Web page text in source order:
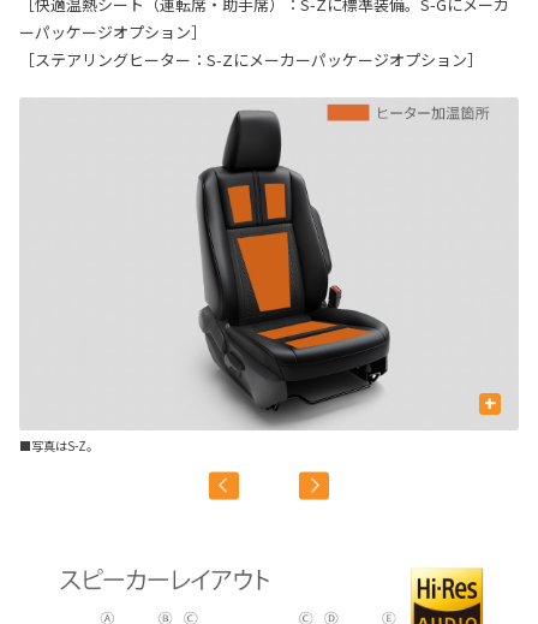
ーパッケージオプション］
［ステアリングヒーター：S-Zにメーカーパッケージオプション］
+
■写真はS-Z。